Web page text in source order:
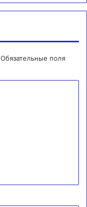
Обязательные поля